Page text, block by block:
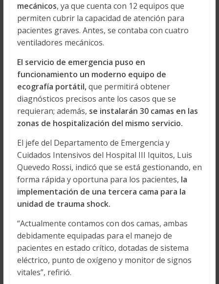
mecánicos, ya que cuenta con 12 equipos que
permiten cubrir la capacidad de atención para
pacientes graves. Antes, se contaba con cuatro
ventiladores mecánicos.
El servicio de emergencia puso en
funcionamiento un moderno equipo de
ecografía portátil,que permitirá obtener
diagnósticos precisos ante los casos que se
requieran; además, se instalarán 30 camas en las
zonas de hospitalización del mismo servicio.
El jefe del Departamento de Emergencia y
Cuidados Intensivos del Hospital III Iquitos, Luis
Quevedo Rossi, indicó que se está gestionando, en
forma rápida y oportuna para los pacientes, la
implementación de una tercera cama para la
unidad de trauma shock.
“Actualmente contamos con dos camas, ambas
debidamente equipadas para el manejo de
pacientes en estado crítico, dotadas de sistema
eléctrico, punto de oxígeno y monitor de signos
vitales”, refirió.